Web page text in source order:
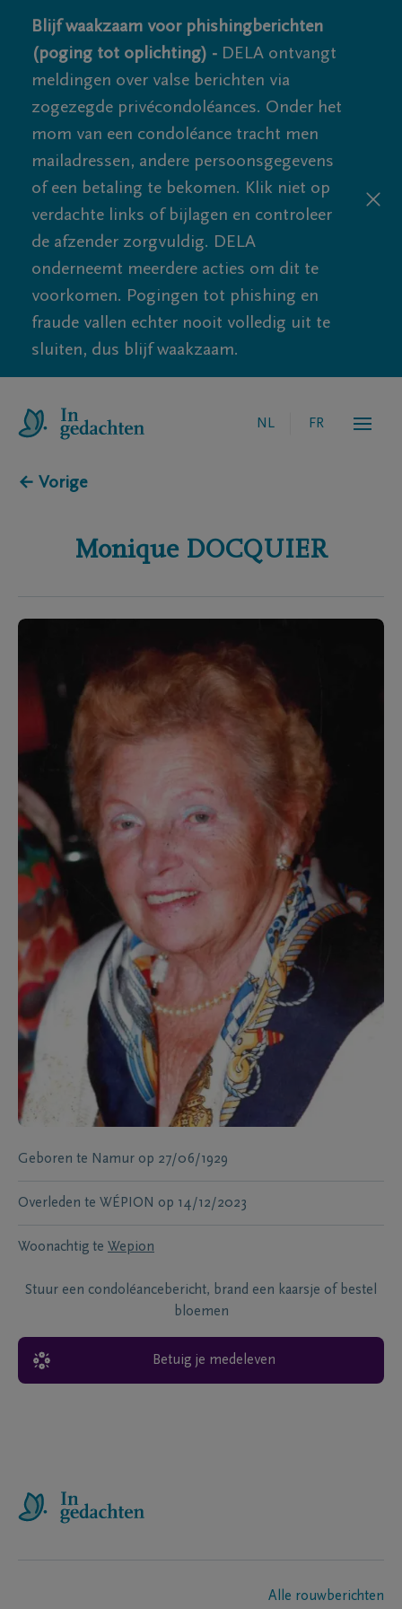
Blijf waakzaam voor phishingberichten
(poging tot oplichting) - DELA ontvangt
meldingen over valse berichten via
zogezegde privécondoléances. Onder het
mom van een condoléance tracht men
mailadressen, andere persoonsgegevens
of een betaling te bekomen. Klik niet op
verdachte links of bijlagen en controleer
de afzender zorgvuldig. DELA
onderneemt meerdere acties om dit te
voorkomen. Pogingen tot phishing en
fraude vallen echter nooit volledig uit te
sluiten, dus blijf waakzaam.
NL FR
← Vorige
Monique DOCQUIER
Geboren te Namur op 27/06/1929
Overleden te WÉPION op 14/12/2023
Woonachtig te Wepion
Stuur een condoléancebericht, brand een kaarsje of bestel
bloemen
Betuig je medeleven
Alle rouwberichten